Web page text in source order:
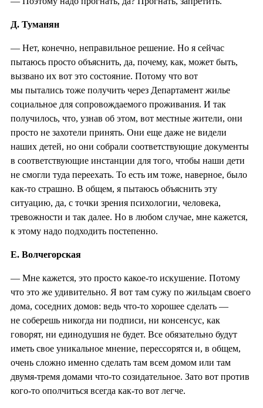
Д. Туманян
— Нет, конечно, неправильное решение. Но я сейчас
пытаюсь просто объяснить, да, почему, как, может быть,
вызвано их вот это состояние. Потому что вот
мы пытались тоже получить через Департамент жилье
социальное для сопровождаемого проживания. И так
получилось, что, узнав об этом, вот местные жители, они
просто не захотели принять. Они еще даже не видели
наших детей, но они собрали соответствующие документы
в соответствующие инстанции для того, чтобы наши дети
не смогли туда переехать. То есть им тоже, наверное, было
как-то страшно. В общем, я пытаюсь объяснить эту
ситуацию, да, с точки зрения психологии, человека,
тревожности и так далее. Но в любом случае, мне кажется,
к этому надо подходить постепенно.
Е. Волчегорская
— Мне кажется, это просто какое-то искушение. Потому
что это же удивительно. Я вот там сужу по жильцам своего
дома, соседних домов: ведь что-то хорошее сделать —
не соберешь никогда ни подписи, ни консенсус, как
говорят, ни единодушия не будет. Все обязательно будут
иметь свое уникальное мнение, перессорятся и, в общем,
очень сложно именно сделать там всем домом или там
двумя-тремя домами что-то созидательное. Зато вот против
кого-то ополчиться всегда как-то вот легче.